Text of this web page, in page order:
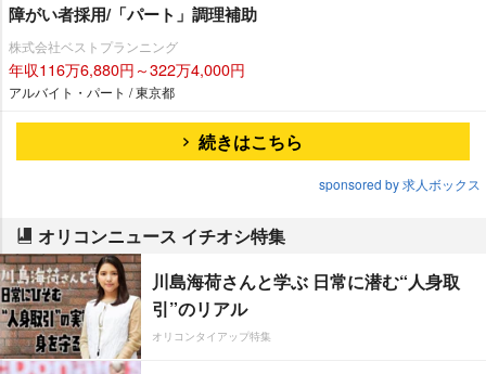
障がい者採用/「パート」調理補助
株式会社ベストプランニング
年収116万6,880円～322万4,000円
アルバイト・パート / 東京都
続きはこちら
sponsored by 求人ボックス
オリコンニュース イチオシ特集
川島海荷さんと学ぶ 日常に潜む“人身取
引”のリアル
オリコンタイアップ特集